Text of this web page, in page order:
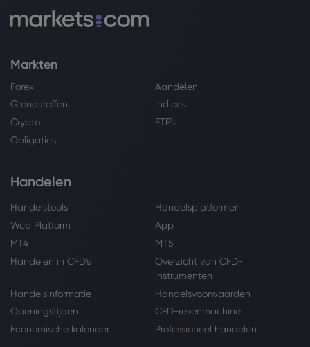
Markten
Forex
Aandelen
Grondstoffen
Indices
Crypto
ETF's
Obligaties
Handelen
Handelstools
Handelsplatformen
Web Platform
App
MT4
MT5
Handelen in CFD's
Overzicht van CFD-
instrumenten
Handelsinformatie
Handelsvoorwaarden
Openingstijden
CFD-rekenmachine
Economische kalender
Professioneel handelen